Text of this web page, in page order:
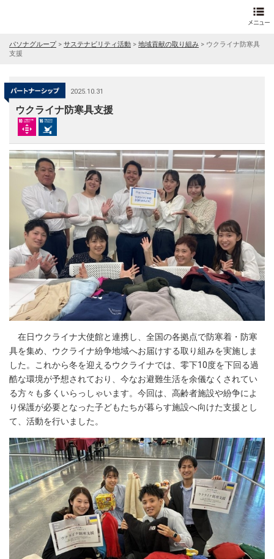
パソナグループ> サステナビリティ活動 > 地域貢献の取り組み > ウクライナ防寒具
支援
2025.10.31
ウクライナ防寒具支援
在日ウクライナ大使館と連携し、全国の各拠点で防寒着・防寒
具を集め、ウクライナ紛争地域へお届けする取り組みを実施しま
した。これから冬を迎えるウクライナでは、零下10度を下回る過
酷な環境が予想されており、今なお避難生活を余儀なくされてい
る方々も多くいらっしゃいます。今回は、高齢者施設や紛争によ
り保護が必要となった子どもたちが暮らす施設へ向けた支援とし
て、活動を行いました。